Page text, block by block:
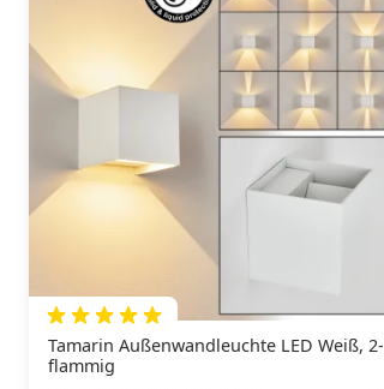
Tamarin Außenwandleuchte LED Weiß, 2-
flammig